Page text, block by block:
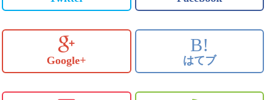
Google+
B!
はてブ